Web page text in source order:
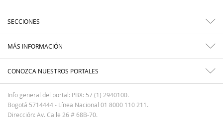
SECCIONES
MÁS INFORMACIÓN
CONOZCA NUESTROS PORTALES
Info general del portal: PBX: 57 (1) 2940100.
Bogotá 5714444 - Línea Nacional 01 8000 110 211.
Dirección: Av. Calle 26 # 68B-70.